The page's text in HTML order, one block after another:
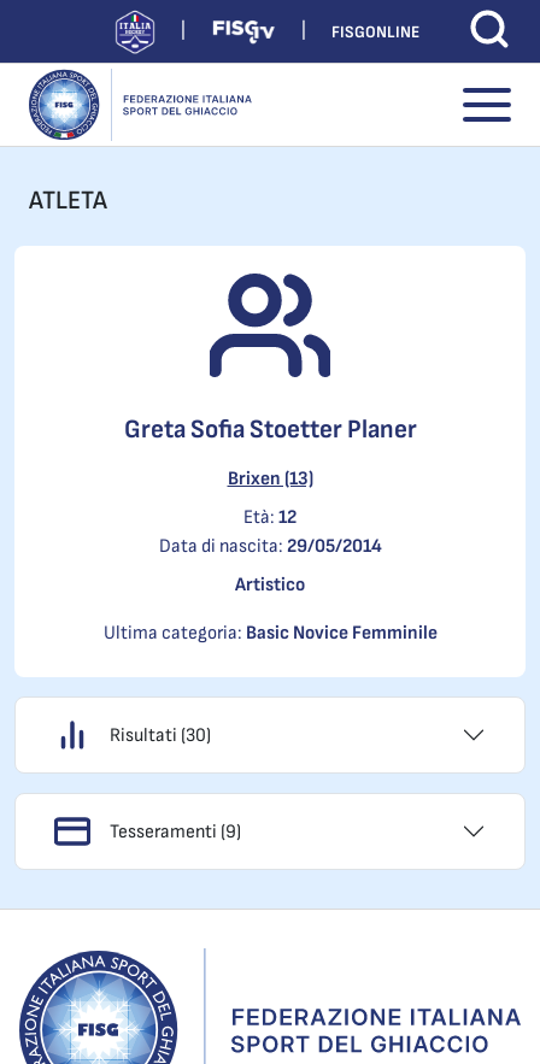
FISGONLINE
ATLETA
Greta Sofia Stoetter Planer
Brixen (13)
Età: 12
Data di nascita: 29/05/2014
Artistico
Ultima categoria: Basic Novice Femminile
Risultati (30)
Tesseramenti (9)